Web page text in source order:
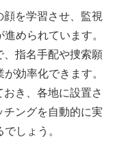
を学習させ、監視
められています。
、指名手配や捜索願
効率化できます。
き、各地に設置さ
ングを自動的に実
しょう。